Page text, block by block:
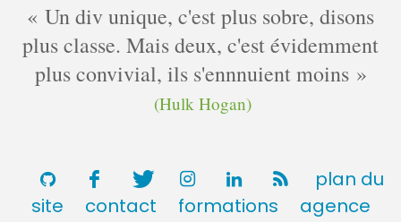
Un div unique, c'est plus sobre, disons
plus classe. Mais deux, c'est évidemment
plus convivial, ils s'ennnuient moins
(Hulk Hogan)
plan du
site
contact formations
agence